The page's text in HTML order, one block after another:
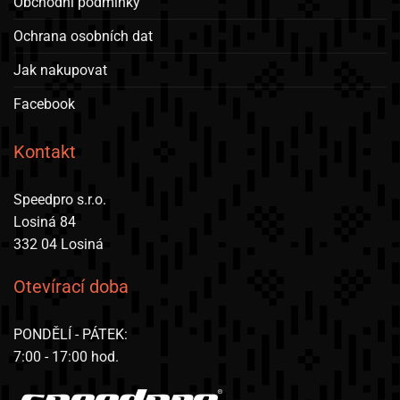
Ochrana osobních dat
Jak nakupovat
Facebook
Kontakt
Speedpro s.r.o.
Losiná 84
332 04 Losiná
Otevírací doba
PONDĚLÍ - PÁTEK:
7:00 - 17:00 hod.